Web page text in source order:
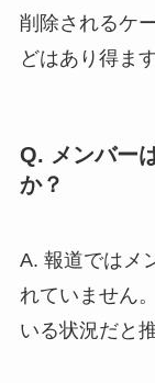
削除されるケ
どはあり得ます
Q. メンバー
か？
A. 報道ではメ
れていません
いる状況だと